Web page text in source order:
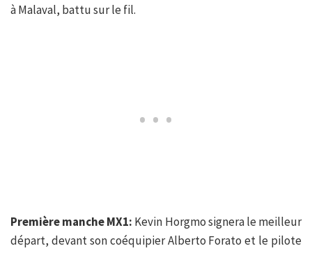
à Malaval, battu sur le fil.
Première manche MX1: Kevin Horgmo signera le meilleur
départ, devant son coéquipier Alberto Forato et le pilote